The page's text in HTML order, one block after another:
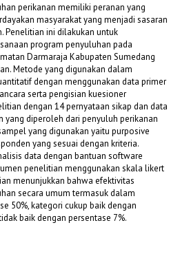
perikanan memiliki peranan yang
masyarakat yang menjadi sasaran
Penelitian ini dilakukan untuk
program penyuluhan pada
Darmaraja Kabupaten Sumedang
Metode yang digunakan dalam
dengan menggunakan data primer
serta pengisian kuesioner
dengan 14 pernyataan sikap dan data
yang diperoleh dari penyuluh perikanan
yang digunakan yaitu purposive
yang sesuai dengan kriteria.
data dengan bantuan software
penelitian menggunakan skala likert
menunjukkan bahwa efektivitas
secara umum termasuk dalam
50%, kategori cukup baik dengan
baik dengan persentase 7%.